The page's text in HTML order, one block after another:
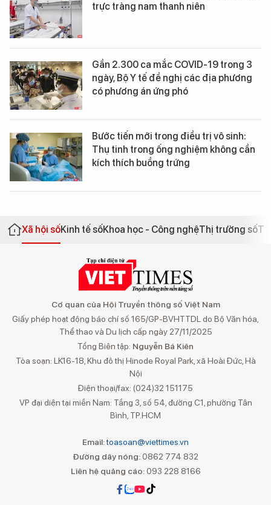
trực tràng nam thanh niên
Gần 2.300 ca mắc COVID-19 trong 3
ngày, Bộ Y tế đề nghị các địa phương
có phương án ứng phó
Bước tiến mới trong điều trị vô sinh:
Thụ tinh trong ống nghiệm không cần
kích thích buồng trứng
Xã hội sốKinh tế sốKhoa học - Công nghệThị trường số
Cơ quan của Hội Truyền thông số Việt Nam
Giấy phép hoạt động báo chí số 165/GP-BVHTTDL do Bộ Văn hóa,
Thể thao và Du lịch cấp ngày 27/11/2025
Tổng Biên tập: Nguyễn Bá Kiên
Tòa soạn: LK16-18, Khu đô thị Hinode Royal Park, xã Hoài Đức, Hà
Nội
Điện thoại/fax: (024)32 151175
VP đại diện tại miền Nam: Tầng 3, số 54, đường C1, phường Tân
Bình, TP.HCM
Email:toasoan@viettimes.vn
Đường dây nóng: 0862 774 832
Liên hệ quảng cáo:093 228 8166